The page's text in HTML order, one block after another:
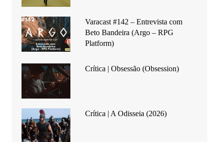
Varacast #142 – Entrevista com
Beto Bandeira (Argo – RPG
Platform)
Crítica | Obsessão (Obsession)
Crítica | A Odisseia (2026)